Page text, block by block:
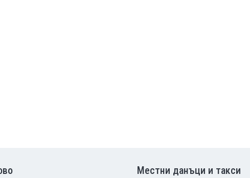
Местни данъци и такси